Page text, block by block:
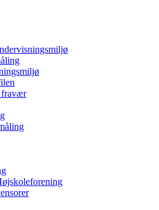
fravær